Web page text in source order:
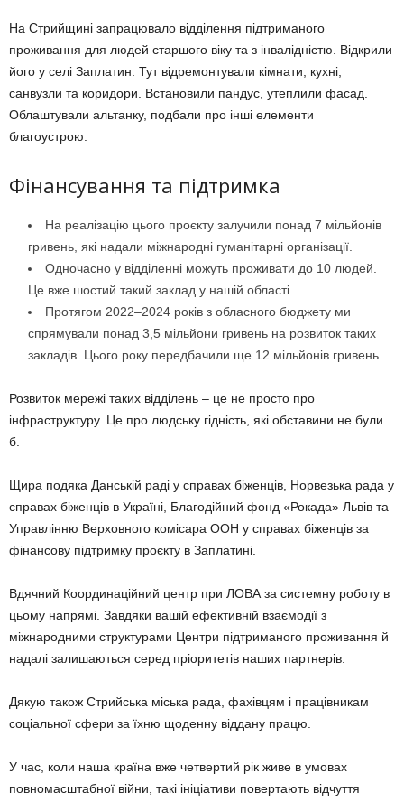
На Стрийщині запрацювало відділення підтриманого
проживання для людей старшого віку та з інвалідністю. Відкрили
його у селі Заплатин. Тут відремонтували кімнати, кухні,
санвузли та коридори. Встановили пандус, утеплили фасад.
Облаштували альтанку, подбали про інші елементи
благоустрою.
Фінансування та підтримка
На реалізацію цього проєкту залучили понад 7 мільйонів
гривень, які надали міжнародні гуманітарні організації.
Одночасно у відділенні можуть проживати до 10 людей.
Це вже шостий такий заклад у нашій області.
Протягом 2022–2024 років з обласного бюджету ми
спрямували понад 3,5 мільйони гривень на розвиток таких
закладів. Цього року передбачили ще 12 мільйонів гривень.
Розвиток мережі таких відділень – це не просто про
інфраструктуру. Це про людську гідність, які обставини не були
б.
Щира подяка Данській раді у справах біженців, Норвезька рада у
справах біженців в Україні, Благодійний фонд «Рокада» Львів та
Управлінню Верховного комісара ООН у справах біженців за
фінансову підтримку проєкту в Заплатині.
Вдячний Координаційний центр при ЛОВА за системну роботу в
цьому напрямі. Завдяки вашій ефективній взаємодії з
міжнародними структурами Центри підтриманого проживання й
надалі залишаються серед пріоритетів наших партнерів.
Дякую також Стрийська міська рада, фахівцям і працівникам
соціальної сфери за їхню щоденну віддану працю.
У час, коли наша країна вже четвертий рік живе в умовах
повномасштабної війни, такі ініціативи повертають відчуття